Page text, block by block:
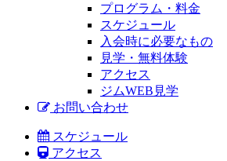
プログラム・料金
スケジュール
入会時に必要なもの
見学・無料体験
アクセス
ジムWEB見学
お問い合わせ
スケジュール
アクセス